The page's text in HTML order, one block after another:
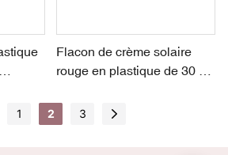
Flacon de crème solaire
rouge en plastique de 30 ml
fortement recommandé
1 2 3